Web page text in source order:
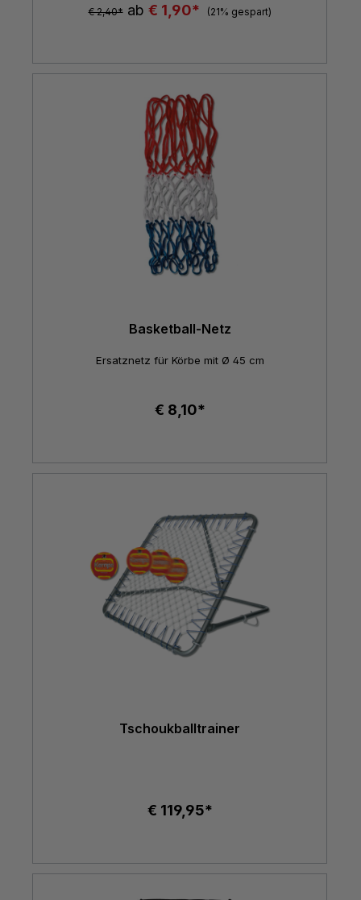
€ 2,40* ab € 1,90* (21% gespart)
Basketball-Netz
Ersatznetz für Körbe mit Ø 45 cm
€ 8,10*
Tschoukballtrainer
€ 119,95*